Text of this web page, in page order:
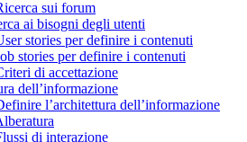
sui forum
ai bisogni degli utenti
stories per definire i contenuti
stories per definire i contenuti
di accettazione
dell’informazione
l’architettura dell’informazione
di interazione